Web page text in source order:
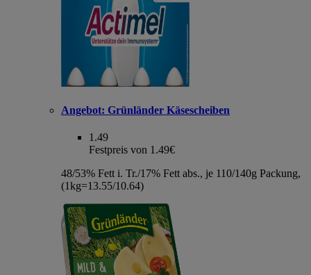
Angebot: Grünländer Käsescheiben
1.49
Festpreis von 1.49€
48/53% Fett i. Tr./17% Fett abs., je 110/140g Packung,
(1kg=13.55/10.64)